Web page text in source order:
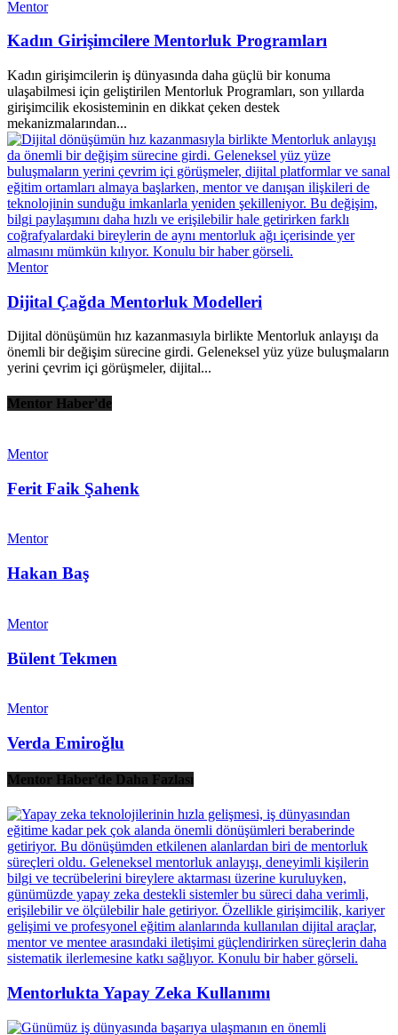
Mentor
Kadın Girişimcilere Mentorluk Programları
Kadın girişimcilerin iş dünyasında daha güçlü bir konuma
ulaşabilmesi için geliştirilen Mentorluk Programları, son yıllarda
girişimcilik ekosisteminin en dikkat çeken destek
mekanizmalarından...
Mentor
Dijital Çağda Mentorluk Modelleri
Dijital dönüşümün hız kazanmasıyla birlikte Mentorluk anlayışı da
önemli bir değişim sürecine girdi. Geleneksel yüz yüze buluşmaların
yerini çevrim içi görüşmeler, dijital...
Mentor Haber'de
Mentor
Ferit Faik Şahenk
Mentor
Hakan Baş
Mentor
Bülent Tekmen
Mentor
Verda Emiroğlu
Mentor Haber'de Daha Fazlası
Mentorlukta Yapay Zeka Kullanımı